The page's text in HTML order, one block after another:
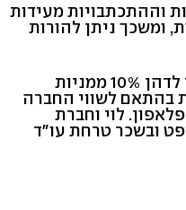
וההתכתבויות מעידות
ומשכך ניתן להורות
לפיכך הוא הורה ללוי להעביר לדהן 10% ממניות
בהתאם לשווי החברה
לוי וחברת
ובשכר טרחת עו"ד